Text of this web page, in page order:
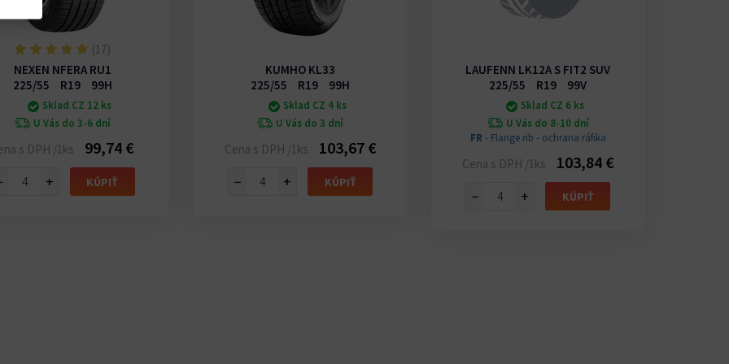
(17)
NEXEN NFERA RU1
225/55 R19 99H
Sklad CZ 12 ks
U Vás do 3-6 dní
s DPH /1ks 99,74 €
+ KÚPIŤ
KUMHO KL33
225/55 R19 99H
Sklad CZ 4 ks
U Vás do 3 dní
Cena s DPH /1ks 103,67 €
− + KÚPIŤ
LAUFENN LK12A S FIT2 SUV
225/55 R19 99V
Sklad CZ 6 ks
U Vás do 8-10 dní
FR - Flange rib - ochrana ráfika
Cena s DPH /1ks 103,84 €
− + KÚPIŤ